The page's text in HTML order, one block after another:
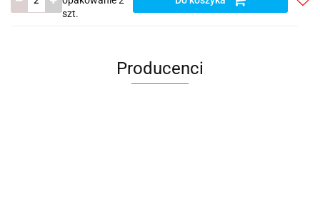
szt.
Producenci